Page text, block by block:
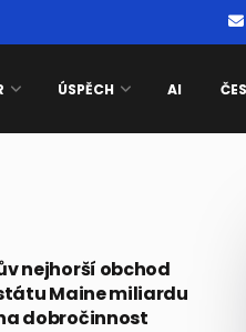
ÚSPĚCH AI
nejhorší obchod
Maine miliardu
dobročinnost